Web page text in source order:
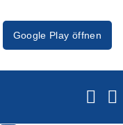
Google Play öffnen